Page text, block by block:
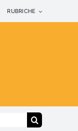
RUBRICHE